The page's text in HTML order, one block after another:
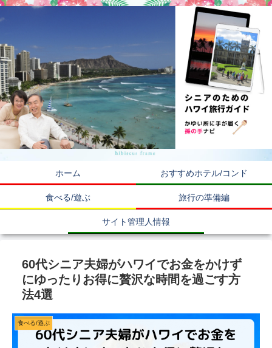
ホーム おすすめホテル/コンド
食べる/遊ぶ 旅行の準備編
サイト管理人情報
60代シニア夫婦がハワイでお金をかけず
にゆったりお得に贅沢な時間を過ごす方
法4選
食べる/遊ぶ